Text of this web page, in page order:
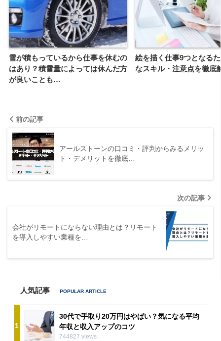
雪が積もっているから仕事を休むの
はあり？積雪量によっては休んだ方
が良いことも…
絵を描く仕事9つとなる
なスキル・注意点を徹底
前の記事
アールストーンの口コミ・評判からみるメリッ
ト・デメリットを徹底…
次の記事
会社がリモートにならない理由とは？リモート
を導入しやすい業種を…
人気記事
1
30代で手取り20万円はやばい？気になる平均
年収と収入アップのコツ
744827 views